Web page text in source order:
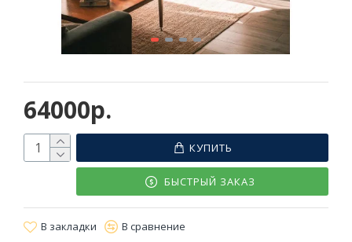
64000р.
КУПИТЬ
БЫСТРЫЙ ЗАКАЗ
В закладки В сравнение